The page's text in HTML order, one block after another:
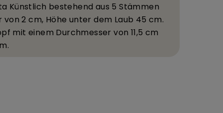
Künstlich bestehend aus 5 Stämmen
2 cm, Höhe unter dem Laub 45 cm.
mit einem Durchmesser von 11,5 cm